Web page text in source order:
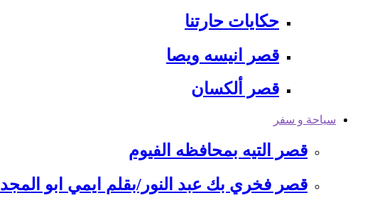
حكايات حارتنا
قصر انيسه ويصا
قصر ألكسان
سياحة و سفر
قصر التيه بمحافظه الفيوم
قصر فخري بك عبد النور/بقلم ايمي ابو المجد